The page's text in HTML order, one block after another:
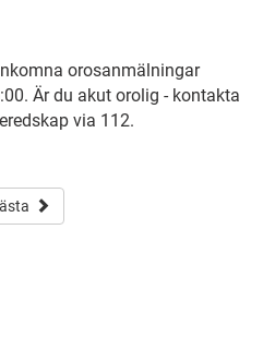
orosanmälningar
Är du akut orolig - kontakta
via 112.